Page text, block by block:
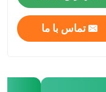
تماس با ما